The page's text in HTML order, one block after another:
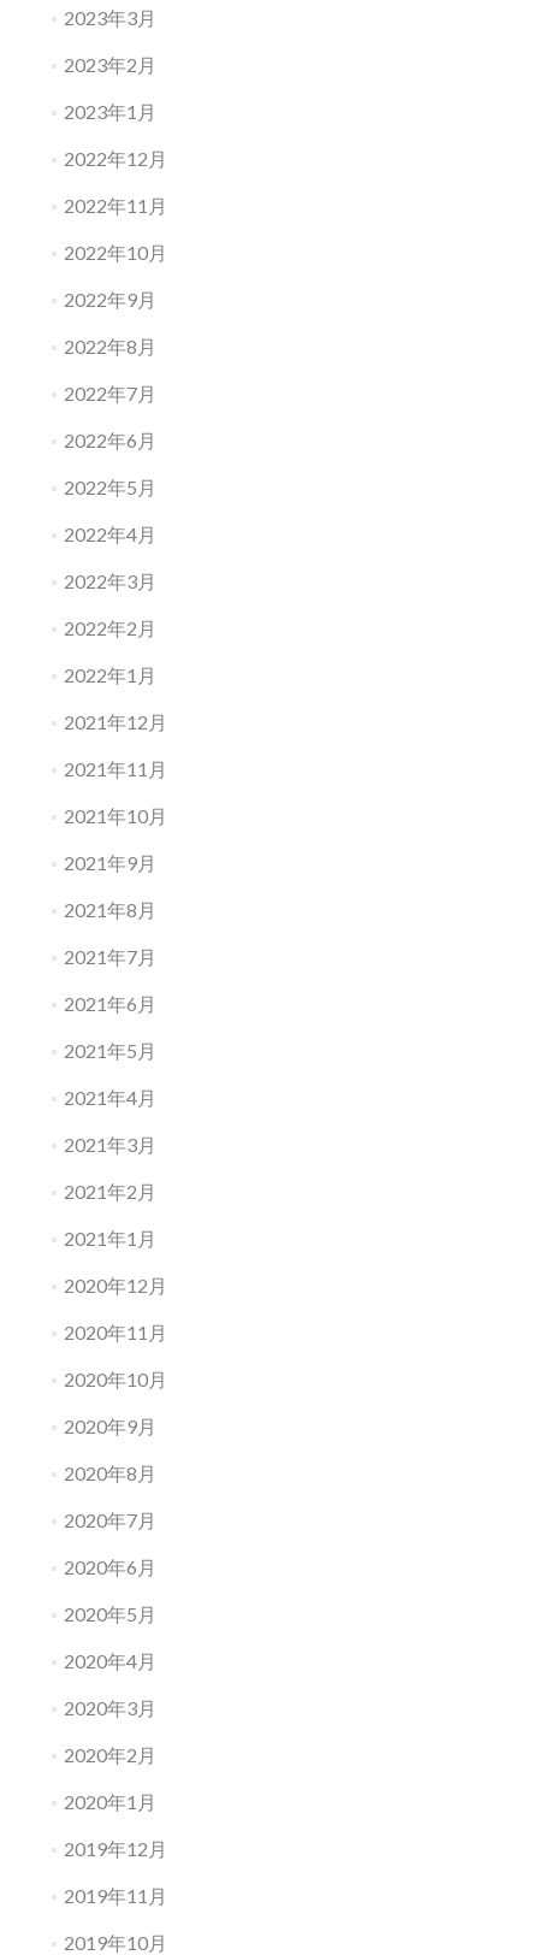
2023年3月
2023年2月
2023年1月
2022年12月
2022年11月
2022年10月
2022年9月
2022年8月
2022年7月
2022年6月
2022年5月
2022年4月
2022年3月
2022年2月
2022年1月
2021年12月
2021年11月
2021年10月
2021年9月
2021年8月
2021年7月
2021年6月
2021年5月
2021年4月
2021年3月
2021年2月
2021年1月
2020年12月
2020年11月
2020年10月
2020年9月
2020年8月
2020年7月
2020年6月
2020年5月
2020年4月
2020年3月
2020年2月
2020年1月
2019年12月
2019年11月
2019年10月